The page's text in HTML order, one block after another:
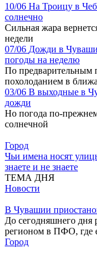
10/06 На Троицу в
солнечно
Сильная жара
недели
07/06 Дожди в
погоды на неделю
По предварительным
похолоданием в
03/06 В выходные в
дожди
Но погода по-
солнечной
Город
Чьи имена носят
знаете и не знаете
ТЕМА ДНЯ
Новости
В Чувашии
До сегодняшнего дня
регионом в ПФО, где
Город